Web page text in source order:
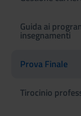
Guida ai
insegnamenti
Prova Finale
Tirocinio